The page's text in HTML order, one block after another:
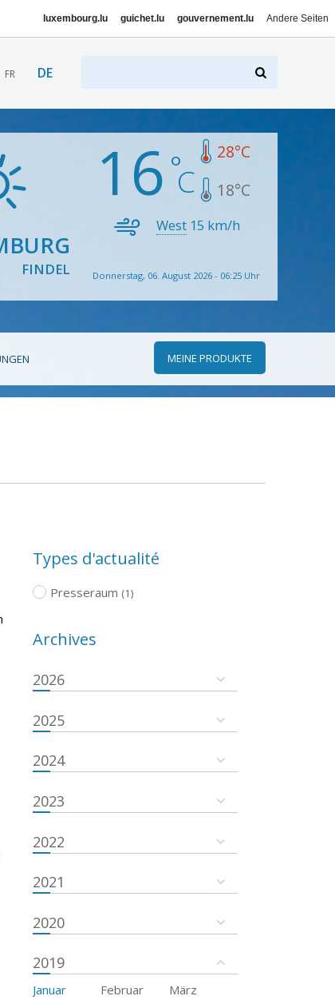
luxembourg.lu guichet.lu gouvernement.lu Andere Seiten
FR DE
FINDEL
16 28°C
18°C
West 15 km/h
Donnerstag, 06. August 2026 - 06:25 Uhr
MEINE PRODUKTE
Types d'actualité
Presseraum (1)
Archives
2026
2025
2024
2023
2022
2021
2020
2019
Januar Februar
März